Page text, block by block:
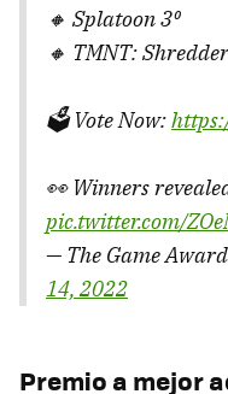
🔸 Splatoon 3⁰
🔸 TMNT:
🗳️ Vote Now:
👀 Winners
pic.twitter.com/
— The Game
14, 2022
Premio a mejor